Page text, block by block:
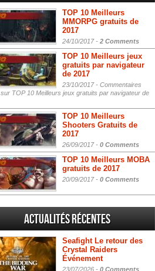
TOP 10 Meilleurs
MMORPG gratuits de
2017
24/10/2017 - 2 Comments
TOP 10 Meilleurs jeux
gratuits par navigateur
de 2017
23/10/2017 - Commentaires
sur TOP 10 Meilleurs jeux gratuits par navigateur de
TOP 10 Meilleurs
Shooters Gratuits de
2017
26/09/2017 - 0 Comments
TOP 10 Meilleurs MOBA
gratuits de 2017
20/09/2017 - 0 Comments
Actualités Récentes
Seafight Le retour des
Crystal Raiders
Événement
23/07/2026 - 0 Comments